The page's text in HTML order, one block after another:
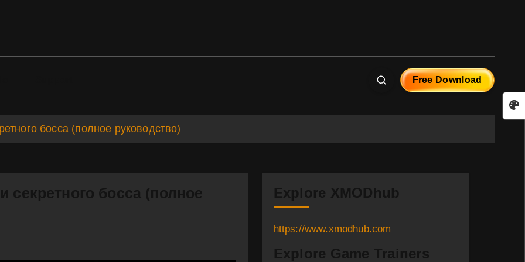
Free Download
босса (полное руководство)
секретного босса (полное
Explore XMODhub
https://www.xmodhub.com
Explore Game Trainers